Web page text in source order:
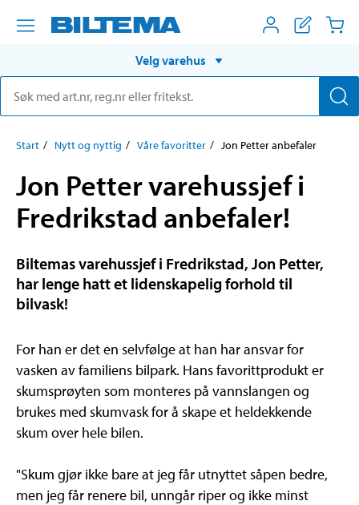
Velg varehus
Start Nytt og nyttig Våre favoritter Jon Petter anbefaler
Jon Petter varehussjef i
Fredrikstad anbefaler!
Biltemas varehussjef i Fredrikstad, Jon Petter,
har lenge hatt et lidenskapelig forhold til
bilvask!
For han er det en selvfølge at han har ansvar for
vasken av familiens bilpark. Hans favorittprodukt er
skumsprøyten som monteres på vannslangen og
brukes med skumvask for å skape et heldekkende
skum over hele bilen.
"Skum gjør ikke bare at jeg får utnyttet såpen bedre,
men jeg får renere bil, unngår riper og ikke minst